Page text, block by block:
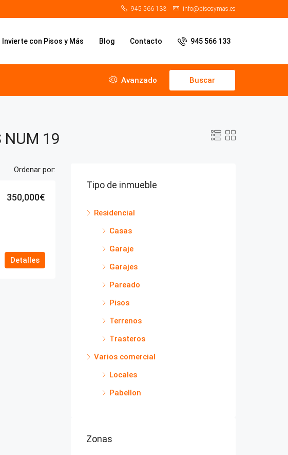
945 566 133 info@pisosymas.es
Invierte con Pisos y Más Blog Contacto 945 566 133
Avanzado Buscar
NUM 19
Ordenar por:
350,000€
Detalles
Tipo de inmueble
Residencial
Casas
Garaje
Garajes
Pareado
Pisos
Terrenos
Trasteros
Varios comercial
Locales
Pabellon
Zonas